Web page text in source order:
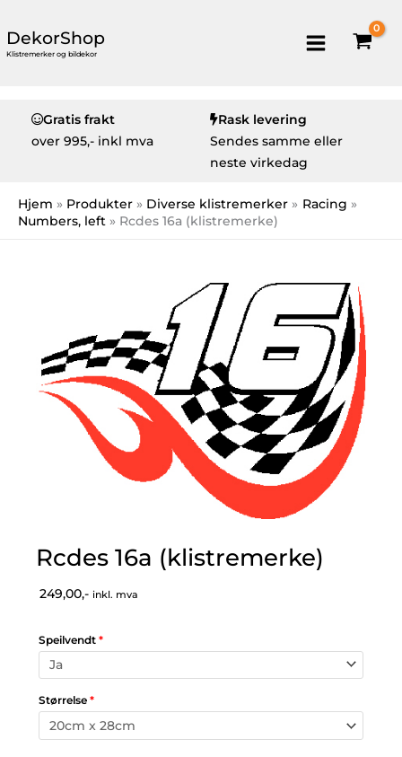
DekorShop
Klistremerker og bildekor
Gratis frakt
over 995,- inkl mva
Rask levering
Sendes samme eller
neste virkedag
Hjem Produkter Diverse klistremerker
Racing
Numbers, left
Rcdes 16a (klistremerke)
Rcdes 16a (klistremerke)
249,00,- inkl. mva
Speilvendt *
Størrelse *